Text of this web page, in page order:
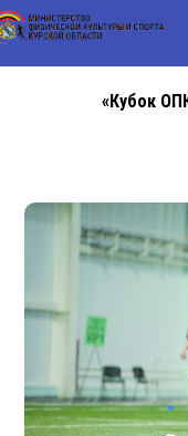
«Кубок